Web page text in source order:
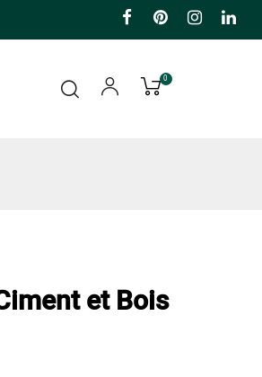
FacebookPinterest
0
et Bois